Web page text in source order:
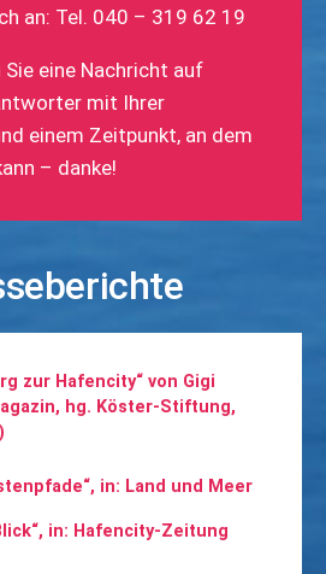
an: Tel. 040 – 319 62 19
eine Nachricht auf
mit Ihrer
einem Zeitpunkt, an dem
– danke!
zur Hafencity“ von Gigi
hg. Köster-Stiftung,
in: Land und Meer
in: Hafencity-Zeitung